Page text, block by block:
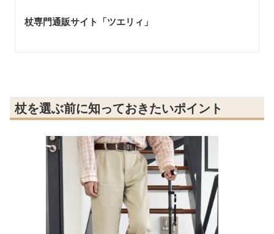
杖専門通販サイト「ツエリィ」
杖を選ぶ前に知っておきたいポイント